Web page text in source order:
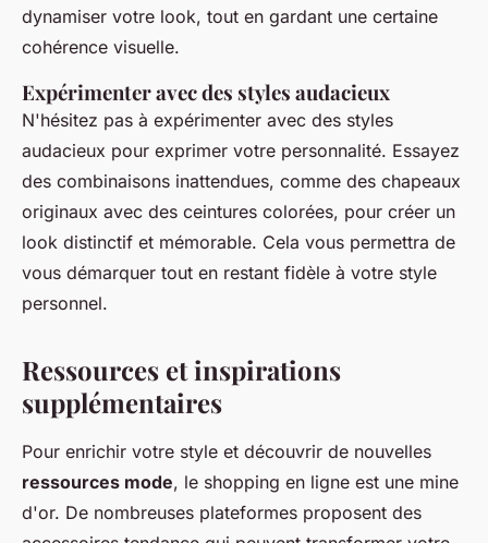
dynamiser votre look, tout en gardant une certaine
cohérence visuelle.
Expérimenter avec des styles audacieux
N'hésitez pas à expérimenter avec des styles
audacieux pour exprimer votre personnalité. Essayez
des combinaisons inattendues, comme des chapeaux
originaux avec des ceintures colorées, pour créer un
look distinctif et mémorable. Cela vous permettra de
vous démarquer tout en restant fidèle à votre style
personnel.
Ressources et inspirations
supplémentaires
Pour enrichir votre style et découvrir de nouvelles
ressources mode, le shopping en ligne est une mine
d'or. De nombreuses plateformes proposent des